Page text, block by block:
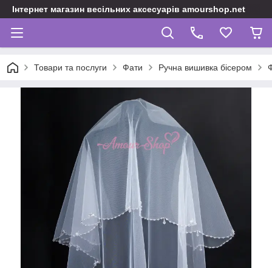
Інтернет магазин весільних аксесуарів amourshop.net
Товари та послуги Фати Ручна вишивка бісером